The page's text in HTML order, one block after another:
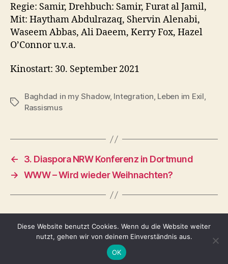
Regie: Samir, Drehbuch: Samir, Furat al Jamil,
Mit: Haytham Abdulrazaq, Shervin Alenabi,
Waseem Abbas, Ali Daeem, Kerry Fox, Hazel
O’Connor u.v.a.
Kinostart: 30. September 2021
Schlagwörter
Baghdad in my Shadow, Integration, Leben im Exil,
Rassismus
←
3. Diaspora NRW Konferenz in Dortmund
→ WWW – Wird wieder Weihnachten?
↑
Diese Website benutzt Cookies. Wenn du die Website weiter
nutzt, gehen wir von deinem Einverständnis aus.
OK